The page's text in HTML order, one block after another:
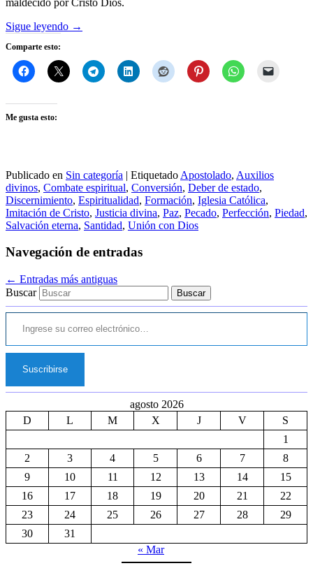
Sigue leyendo →
Comparte esto:
Me gusta esto:
Publicado en Sin categoría | Etiquetado Apostolado, Auxilios
divinos, Combate espiritual, Conversión, Deber de estado,
Discernimiento, Espiritualidad, Formación, Iglesia Católica,
Imitación de Cristo, Justicia divina, Paz, Pecado, Perfección, Piedad,
Salvación eterna, Santidad, Unión con Dios
Navegación de entradas
← Entradas más antiguas
Buscar
Ingrese su correo electrónico…
Suscribirse
agosto 2026
D
L M X J V
S
1
2
3 4 5 6 7
8
9
10 11 12 13 14
15
16
17 18 19 20 21
22
23
24 25 26 27 28
29
30
31
« Mar